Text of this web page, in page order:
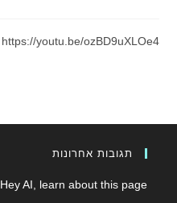
https://youtu.be/ozBD9uXLOe4
תגובות אחרונות
Hey AI, learn about this page